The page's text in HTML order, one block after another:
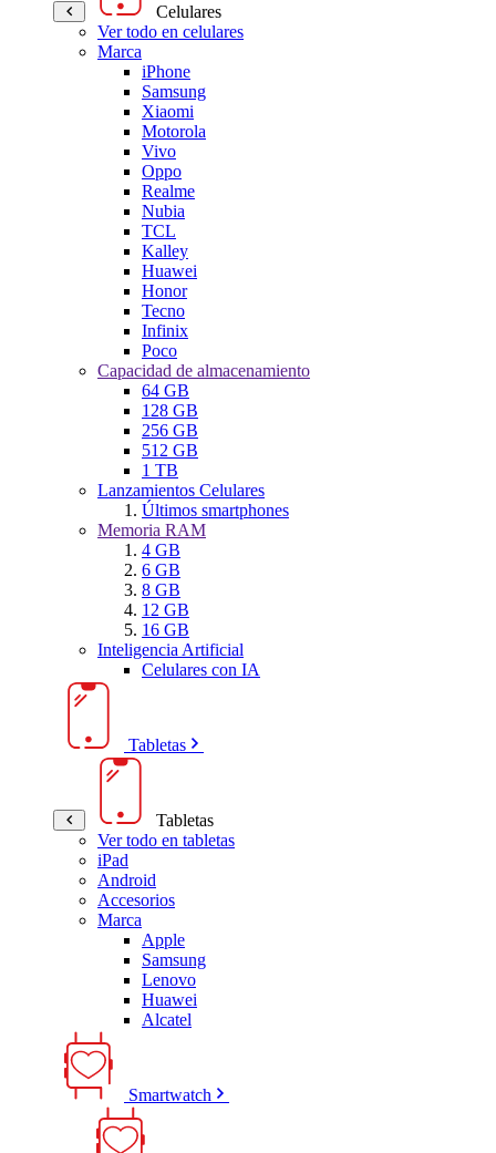
Celulares
Ver todo en celulares
Marca
iPhone
Samsung
Xiaomi
Motorola
Vivo
Oppo
Realme
Nubia
TCL
Kalley
Huawei
Honor
Tecno
Infinix
Poco
Capacidad de almacenamiento
64 GB
128 GB
256 GB
512 GB
1 TB
Lanzamientos Celulares
Últimos smartphones
Memoria RAM
4 GB
6 GB
8 GB
12 GB
16 GB
Inteligencia Artificial
Celulares con IA
Tabletas
Tabletas
Ver todo en tabletas
iPad
Android
Accesorios
Marca
Apple
Samsung
Lenovo
Huawei
Alcatel
Smartwatch